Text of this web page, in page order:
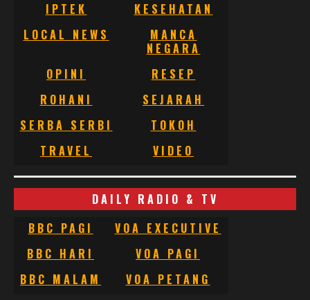
IPTEK
KESEHATAN
LOCAL NEWS
MANCA
NEGARA
OPINI
RESEP
ROHANI
SEJARAH
SERBA SERBI
TOKOH
TRAVEL
VIDEO
DAILY RADIO & TV
BBC PAGI
VOA EXECUTIVE
BBC HARI
VOA PAGI
BBC MALAM
VOA PETANG